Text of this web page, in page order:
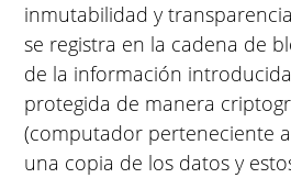
inmutabilidad y
se registra en la cadena de
de la información
protegida de manera
(computador perteneciente
una copia de los datos y